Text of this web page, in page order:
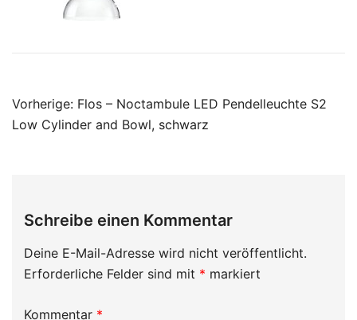
Beitragsnavigation
Vorherige: Flos – Noctambule LED Pendelleuchte S2
Low Cylinder and Bowl, schwarz
Schreibe einen Kommentar
Deine E-Mail-Adresse wird nicht veröffentlicht.
Erforderliche Felder sind mit * markiert
Kommentar *